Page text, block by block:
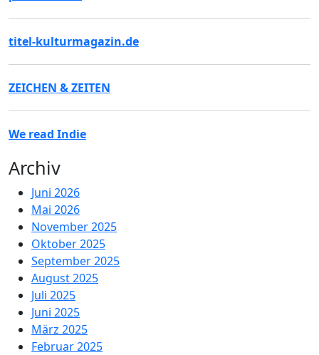
titel-kulturmagazin.de
ZEICHEN & ZEITEN
We read Indie
Archiv
Juni 2026
Mai 2026
November 2025
Oktober 2025
September 2025
August 2025
Juli 2025
Juni 2025
März 2025
Februar 2025